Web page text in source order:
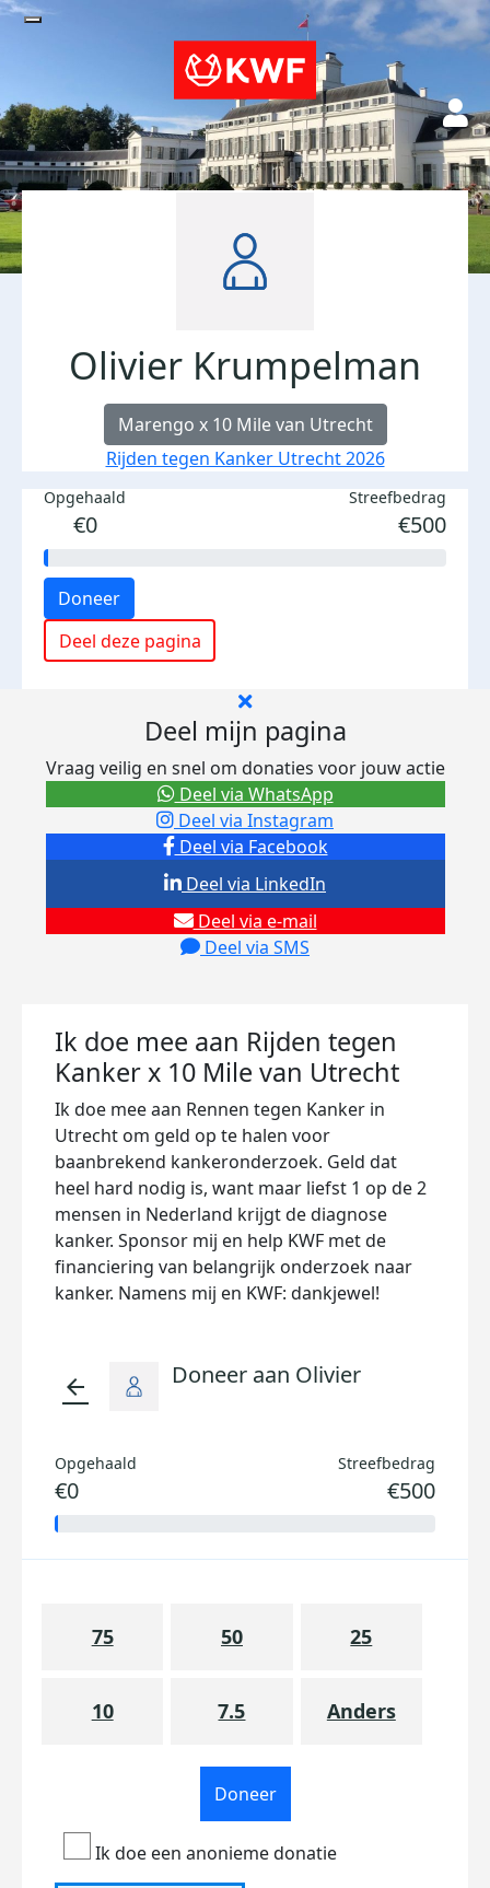
Olivier Krumpelman
Marengo x 10 Mile van Utrecht
Rijden tegen Kanker Utrecht 2026
Opgehaald
€0
Streefbedrag
€500
Doneer
Deel deze pagina
Deel mijn pagina
Vraag veilig en snel om donaties voor jouw actie
Deel via Facebook
Deel via Instagram
Deel via e-mail
Deel via SMS
Deel via LinkedIn
Deel via WhatsApp
Ik doe mee aan Rijden tegen
Kanker x 10 Mile van Utrecht
Ik doe mee aan Rennen tegen Kanker in
Utrecht om geld op te halen voor
baanbrekend kankeronderzoek. Geld dat
heel hard nodig is, want maar liefst 1 op de 2
mensen in Nederland krijgt de diagnose
kanker. Sponsor mij en help KWF met de
financiering van belangrijk onderzoek naar
kanker. Namens mij en KWF: dankjewel!
arrow_back Doneer aan Olivier
Opgehaald
€0
Streefbedrag
€500
75 50 25
10 7.5 Anders
Doneer
Ik doe een anonieme donatie